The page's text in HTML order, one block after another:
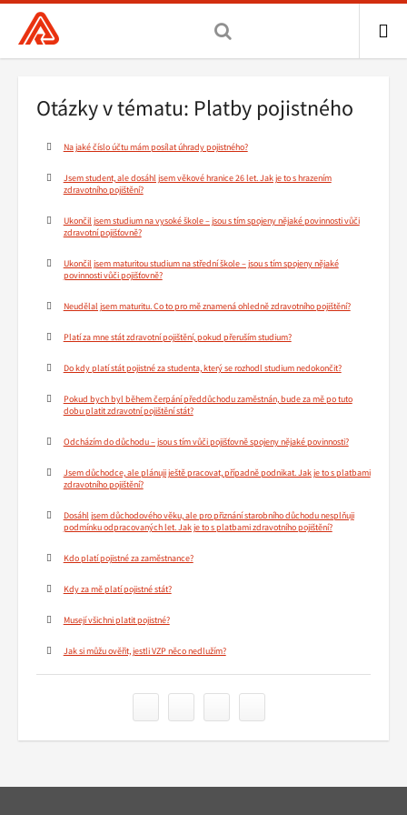
Všeobecná
zdravotní
hlavní
Drobečková
navigace
Otázky v tématu: Platby pojistného
Na jaké číslo účtu mám posílat úhrady pojistného?
Jsem student, ale dosáhl jsem věkové hranice 26 let. Jak je to s hrazením
zdravotního pojištění?
Ukončil jsem studium na vysoké škole – jsou s tím spojeny nějaké povinnosti vůči
zdravotní pojišťovně?
Ukončil jsem maturitou studium na střední škole – jsou s tím spojeny nějaké
povinnosti vůči pojišťovně?
Neudělal jsem maturitu. Co to pro mě znamená ohledně zdravotního pojištění?
Platí za mne stát zdravotní pojištění, pokud přeruším studium?
Do kdy platí stát pojistné za studenta, který se rozhodl studium nedokončit?
Pokud bych byl během čerpání předdůchodu zaměstnán, bude za mě po tuto
dobu platit zdravotní pojištění stát?
Odcházím do důchodu – jsou s tím vůči pojišťovně spojeny nějaké povinnosti?
Jsem důchodce, ale plánuji ještě pracovat, případně podnikat. Jak je to s platbami
zdravotního pojištění?
Dosáhl jsem důchodového věku, ale pro přiznání starobního důchodu nesplňuji
podmínku odpracovaných let. Jak je to s platbami zdravotního pojištění?
Kdo platí pojistné za zaměstnance?
Kdy za mě platí pojistné stát?
Musejí všichni platit pojistné?
Jak si můžu ověřit, jestli VZP něco nedlužím?